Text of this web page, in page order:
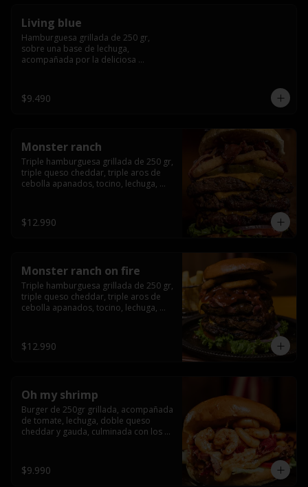
Living blue
Hamburguesa grillada de 250 gr,
sobre una base de lechuga,
acompañada por la deliciosa
wisky jack daniels y salsa de miel.-
$9.490
Monster ranch
Triple hamburguesa grillada de 250 gr,
triple queso cheddar, triple aros de
cebolla apanados, tocino, lechuga,
$12.990
Monster ranch on fire
Triple hamburguesa grillada de 250 gr,
triple queso cheddar, triple aros de
cebolla apanados, tocino, lechuga,
jalapeños de texas.
$12.990
Oh my shrimp
Burger de 250gr grillada, acompañada
de tomate, lechuga, doble queso
cheddar y gauda, culminada con los
$9.990